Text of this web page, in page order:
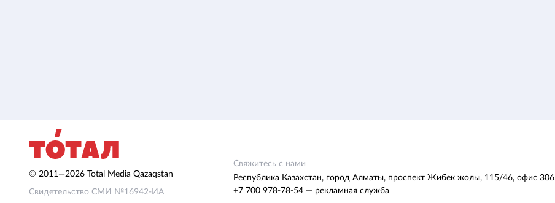
© 2011—2026 Total Media Qazaqstan
Свидетельство СМИ №16942-ИА
Свяжитесь с нами
Республика Казахстан, город Алматы, проспект Жибек жолы, 115/46, офис 306
+7 700 978-78-54 — рекламная служба